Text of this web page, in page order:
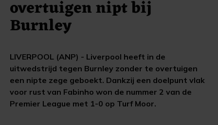
overtuigen nipt bij
Burnley
LIVERPOOL (ANP) - Liverpool heeft in de
uitwedstrijd tegen Burnley zonder te overtuigen
een nipte zege geboekt. Dankzij een doelpunt vlak
voor rust van Fabinho won de nummer 2 van de
Premier League met 1-0 op Turf Moor.